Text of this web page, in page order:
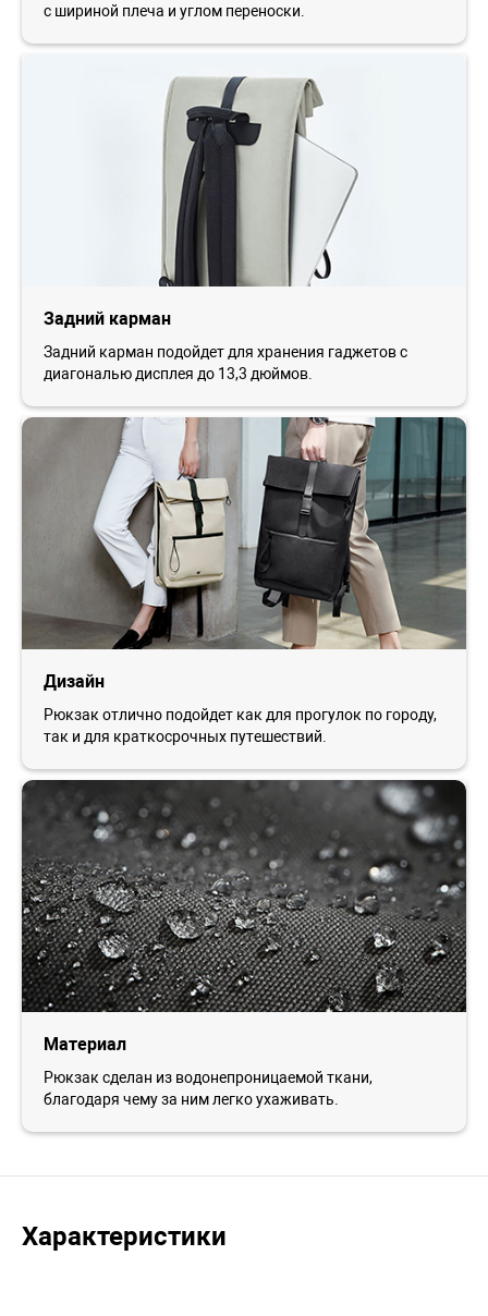
с шириной плеча и углом переноски.
Задний карман
Задний карман подойдет для хранения гаджетов с
диагональю дисплея до 13,3 дюймов.
Дизайн
Рюкзак отлично подойдет как для прогулок по городу,
так и для краткосрочных путешествий.
Материал
Рюкзак сделан из водонепроницаемой ткани,
благодаря чему за ним легко ухаживать.
Характеристики